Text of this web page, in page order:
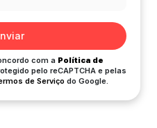
com a Política de
pelo reCAPTCHA e pelas
de Serviço do Google.